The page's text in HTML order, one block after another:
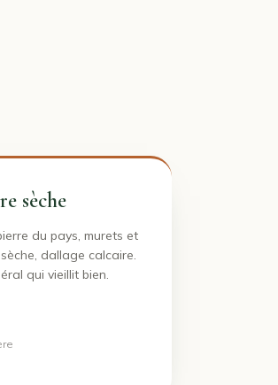
sèche
du pays, murets et
dallage calcaire.
qui vieillit bien.